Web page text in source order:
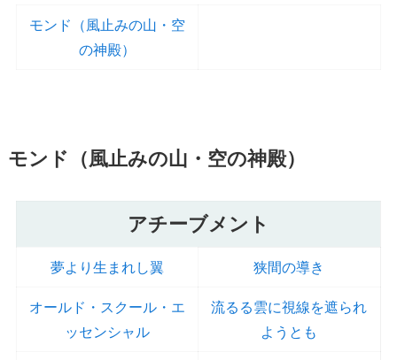
モンド（風止みの山・空
の神殿）
モンド（風止みの山・空の神殿）
アチーブメント
夢より生まれし翼 狭間の導き
オールド・スクール・エ
ッセンシャル
流るる雲に視線を遮られ
ようとも